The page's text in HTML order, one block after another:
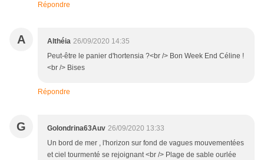
Répondre
A Althéia 26/09/2020 14:35
Peut-être le panier d'hortensia ?<br /> Bon Week End Céline !
<br /> Bises
Répondre
G Golondrina63Auv 26/09/2020 13:33
Un bord de mer , l'horizon sur fond de vagues mouvementées
et ciel tourmenté se rejoignant <br /> Plage de sable ourlée